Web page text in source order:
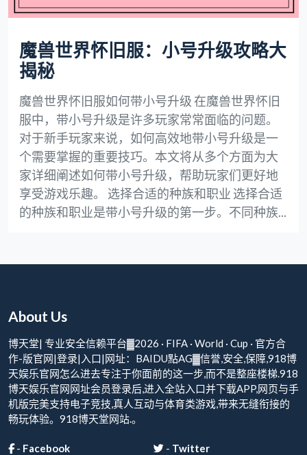
魔兽世界怀旧服：小号升级攻略大
揭秘
魔兽世界怀旧服如何带小号升级 在魔兽世界怀旧
服中，带小号升级是许多玩家常常面临的问题。
对于新手玩家来说，如何高效地带小号升级是一
个需要掌握的重要技巧。本文将从多个方面为大
家详细阐述如何带小号升级，帮助玩家们更好地
享受游戏乐趣。 选择合适的种族和职业 选择合适
的种族和职业是带小号升级的第一步。不同种族...
About Us
博天堂| 专业安全信赖平台▓2026 · FIFA · World · Cup · 官方合
作-版官网|登录|入口|网址：BAIDU點AG▓信誉,安全,保障,918博
天娱乐官网怎么进去专注于你面前的这一步,而不是整座楼梯.918
博天娱乐官网网址会员登录后,进入全站入口并下载APP,网页与手
机版完美支持电子竞技,真人互动与体育类游戏,带来无缝衔接的
畅玩体验。918博天堂网站.。
- Facebook - Twitter